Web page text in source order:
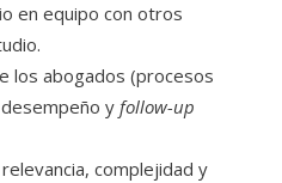
en equipo con otros
los abogados (procesos
y follow-up
complejidad y